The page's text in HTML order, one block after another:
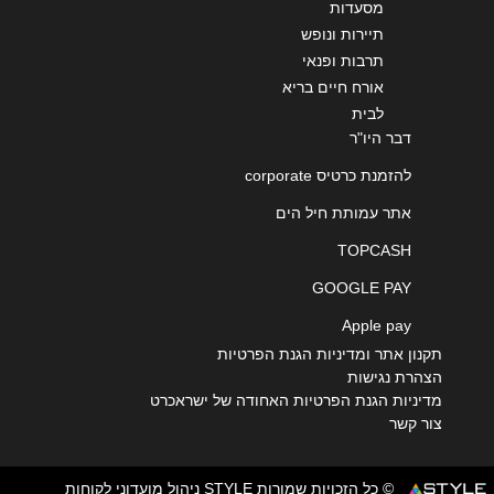
מסעדות
תיירות ונופש
תרבות ופנאי
אורח חיים בריא
לבית
דבר היו"ר
להזמנת כרטיס corporate
אתר עמותת חיל הים
TOPCASH
GOOGLE PAY
Apple pay
תקנון אתר ומדיניות הגנת הפרטיות
הצהרת נגישות
מדיניות הגנת הפרטיות האחודה של ישראכרט
צור קשר
© כל הזכויות שמורות STYLE ניהול מועדוני לקוחות